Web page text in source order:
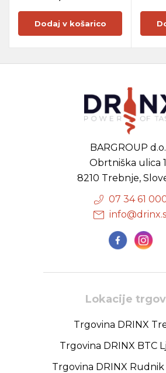
Dodaj v košarico
BARGROUP
Obrtniška ulica
8210 Trebnje,
07 34 61
Lokacije
Trgovina DRINX
Trgovina DRINX BTC
Trgovina DRINX